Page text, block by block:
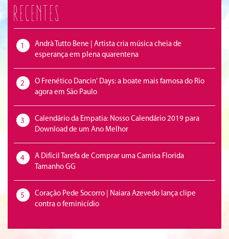
Recentes
1
Andrà Tutto Bene | Artista cria música cheia de
esperança em plena quarentena
2
O Frenético Dancin' Days: a boate mais famosa do Rio
agora em São Paulo
3
Calendário da Empatia: Nosso Calendário 2019 para
Download de um Ano Melhor
4
A Difícil Tarefa de Comprar uma Camisa Florida
Tamanho GG
5
Coração Pede Socorro | Naiara Azevedo lança clipe
contra o feminicídio